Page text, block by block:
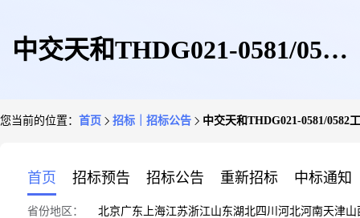
中交天和THDG021-0581/0582
您当前的位置： 首页 招标｜招标公告 中交天和THDG021-0581/0582
首页 招标预告 招标公告 重新招标 中标通知
省份地区： 北京广东 上海江苏浙江山东湖北四川 河北河南天津山